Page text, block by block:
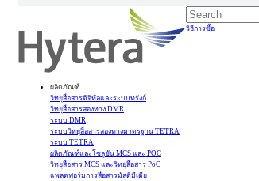
ผลิตภัณฑ์
วิทยุสื่อสารดิจิทัลและระบบทรังก์
วิทยุสื่อสารสองทาง DMR
ระบบ DMR
ระบบวิทยุสื่อสารสองทางมาตรฐาน TETRA
ระบบ TETRA
ผลิตภัณฑ์และโซลูชั่น MCS และ POC
วิทยุสื่อสาร MCS และวิทยุสื่อสาร PoC
แพลตฟอร์มการสื่อสารมัลติมีเดีย
วิธีการซื้อ